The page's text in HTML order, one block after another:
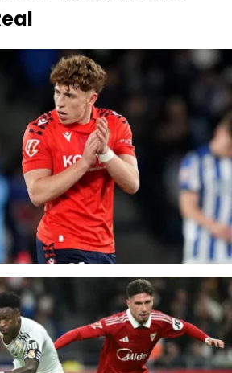
à un dilemme pour
regards en Navarre, tandis que
un possible rapatriement, un
l’offensive madrilène.
du Real
: Horaire, chaînes et
le match !